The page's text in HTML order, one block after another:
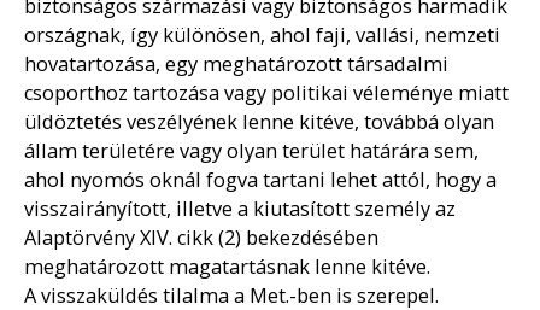
biztonságos származási vagy biztonságos harmadik
országnak, így különösen, ahol faji, vallási, nemzeti
hovatartozása, egy meghatározott társadalmi
csoporthoz tartozása vagy politikai véleménye miatt
üldöztetés veszélyének lenne kitéve, továbbá olyan
állam területére vagy olyan terület határára sem,
ahol nyomós oknál fogva tartani lehet attól, hogy a
visszairányított, illetve a kiutasított személy az
Alaptörvény XIV. cikk (2) bekezdésében
meghatározott magatartásnak lenne kitéve.
A visszaküldés tilalma a Met.-ben is szerepel.